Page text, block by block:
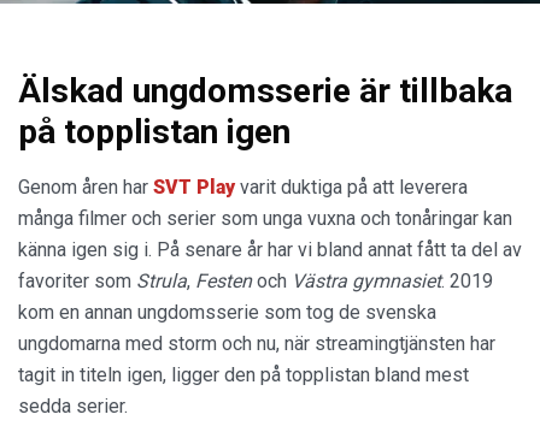
Älskad ungdomsserie är tillbaka
på topplistan igen
Genom åren har SVT Playvarit duktiga på att leverera
många filmer och serier som unga vuxna och tonåringar kan
känna igen sig i. På senare år har vi bland annat fått ta del av
favoriter som Strula, Festenoch Västra gymnasiet. 2019
kom en annan ungdomsserie som tog de svenska
ungdomarna med storm och nu, när streamingtjänsten har
tagit in titeln igen, ligger den på topplistan bland mest
sedda serier.